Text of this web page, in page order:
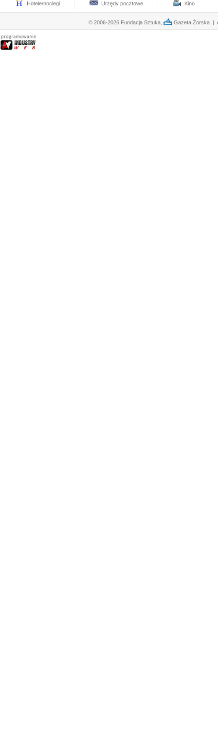
Hotele/noclegi
Urzędy pocztowe
Kino
© 2006-2026 Fundacja Sztuka, Gazeta Żorska |